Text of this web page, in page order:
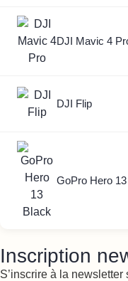
DJI Mavic 4
DJI Flip
GoPro Hero
Inscription
S’inscrire à la newsletter